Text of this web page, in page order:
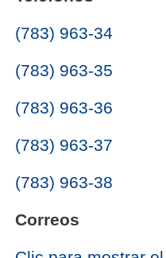
(783) 963-34
(783) 963-35
(783) 963-36
(783) 963-37
(783) 963-38
Correos